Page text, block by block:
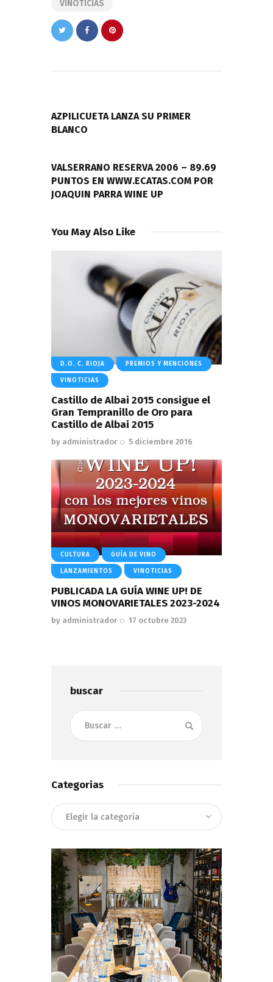
VINOTICIAS
entradas
AZPILICUETA LANZA SU PRIMER
BLANCO
VALSERRANO RESERVA 2006 – 89.69
PUNTOS EN WWW.ECATAS.COM POR
JOAQUIN PARRA WINE UP
You May Also Like
D.O. C. RIOJA PREMIOS Y MENCIONES
VINOTICIAS
Castillo de Albai 2015 consigue el
Gran Tempranillo de Oro para
Castillo de Albai 2015
by administrador 5 diciembre 2016
CULTURA GUÍA DE VINO
LANZAMIENTOS VINOTICIAS
PUBLICADA LA GUÍA WINE UP! DE
VINOS MONOVARIETALES 2023-2024
by administrador 17 octubre 2023
buscar
Buscar:
Categorias
Categorias